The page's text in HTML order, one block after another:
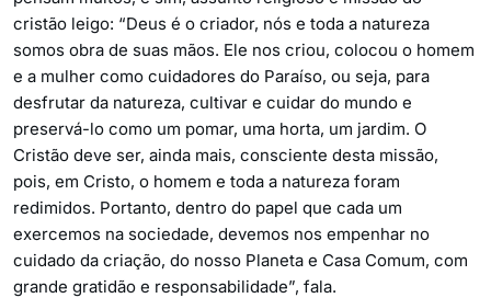
cristão leigo: “Deus é o criador, nós e toda a natureza
somos obra de suas mãos. Ele nos criou, colocou o homem
e a mulher como cuidadores do Paraíso, ou seja, para
desfrutar da natureza, cultivar e cuidar do mundo e
preservá-lo como um pomar, uma horta, um jardim. O
Cristão deve ser, ainda mais, consciente desta missão,
pois, em Cristo, o homem e toda a natureza foram
redimidos. Portanto, dentro do papel que cada um
exercemos na sociedade, devemos nos empenhar no
cuidado da criação, do nosso Planeta e Casa Comum, com
grande gratidão e responsabilidade”, fala.